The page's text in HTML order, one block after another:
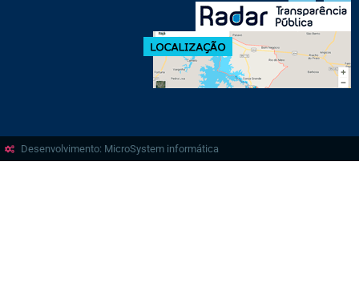
Desenvolvimento: MicroSystem informática